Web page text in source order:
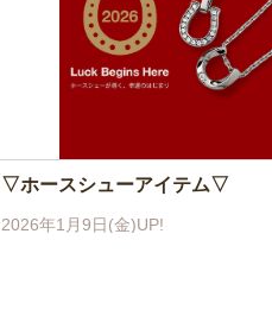
▽ホースシューアイテム▽
2026年1月9日(金)UP!